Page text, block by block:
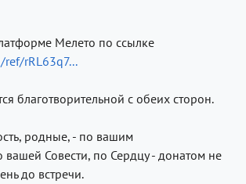
Мелето по ссылке
rRL63q7...
благотворительной с обеих сторон.
родные, - по вашим
вашей Совести, по Сердцу - донатом не
до встречи.